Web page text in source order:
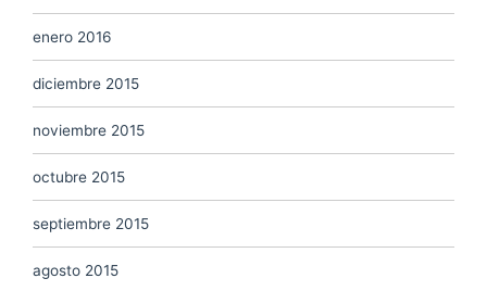
enero 2016
diciembre 2015
noviembre 2015
octubre 2015
septiembre 2015
agosto 2015